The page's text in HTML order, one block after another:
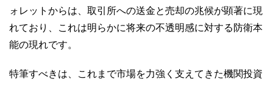
ォレットからは、取引所への送金と売却の兆候が顕著に現
れており、これは明らかに将来の不透明感に対する防衛本
能の現れです。
特筆すべきは、これまで市場を力強く支えてきた機関投資